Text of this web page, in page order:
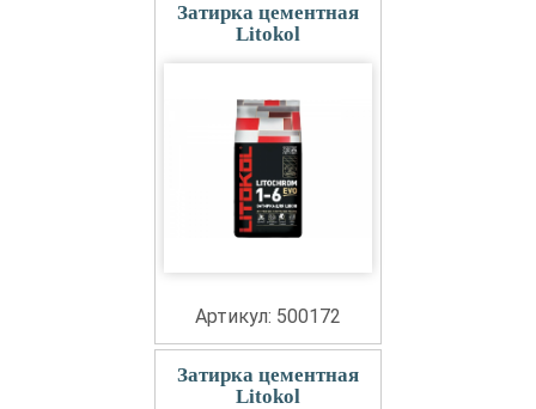
Затирка цементная
Litokol
Артикул: 500172
Затирка цементная
Litokol